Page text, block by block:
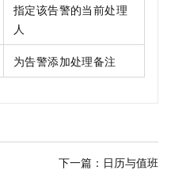
指定该告警的当前处理
人
为告警添加处理备注
下一篇： 日历与值班